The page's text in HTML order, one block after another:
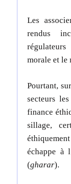
Les
rendus
morale et le
Pourtant,
secteurs
finance
sillage,
échappe à
(gharar).